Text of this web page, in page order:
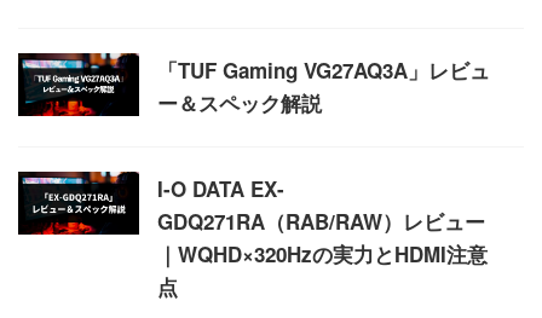
「TUF Gaming VG27AQ3A」レビュ
ー＆スペック解説
I-O DATA EX-
GDQ271RA（RAB/RAW）レビュー
｜WQHD×320Hzの実力とHDMI注意
点